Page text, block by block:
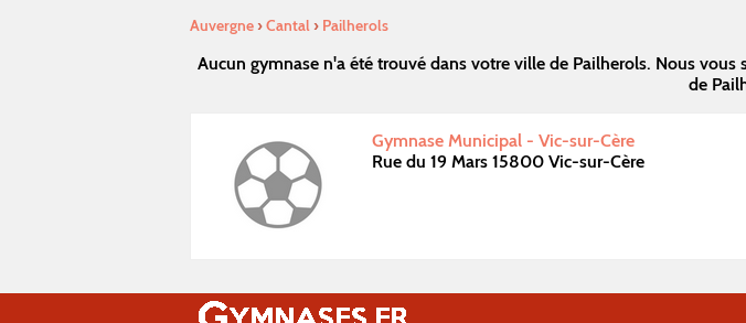
Auvergne›Cantal › Pailherols
Aucun gymnase n'a été trouvé dans votre ville de Pailherols. Nous
de
Gymnase Municipal - Vic-sur-Cère
Rue du 19 Mars 15800 Vic-sur-Cère